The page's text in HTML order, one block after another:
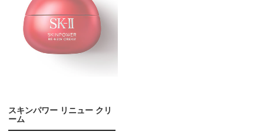
スキンパワー リニュー クリ
ーム